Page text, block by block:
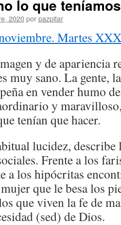
lo que
2020porpazpitar
Martes
y de apariencia
muy sano. La gente,
en vender humo
y
tenían que hacer.
lucidez,
Frente a los
a los hipócritas
que le besa los
que viven la fe de
(sed) de Dios.